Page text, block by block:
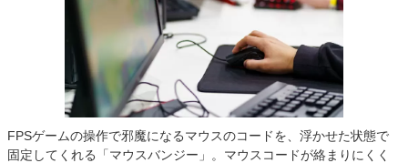
FPSゲームの操作で邪魔になるマウスのコードを、浮かせた状態で
固定してくれる「マウスバンジー」。マウスコードが絡まりにくく